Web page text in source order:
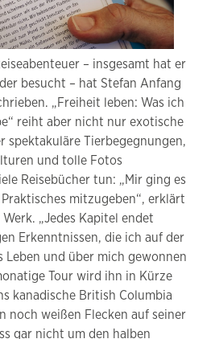
– insgesamt hat er
besucht – hat Stefan Anfang
„Freiheit leben: Was ich
reiht aber nicht nur exotische
spektakuläre Tierbegegnungen,
und tolle Fotos
Reisebücher tun: „Mir ging es
mitzugeben“, erklärt
„Jedes Kapitel endet
Erkenntnissen, die ich auf der
Leben und über mich gewonnen
Tour wird ihn in Kürze
kanadische British Columbia
noch weißen Flecken auf seiner
gar nicht um den halben